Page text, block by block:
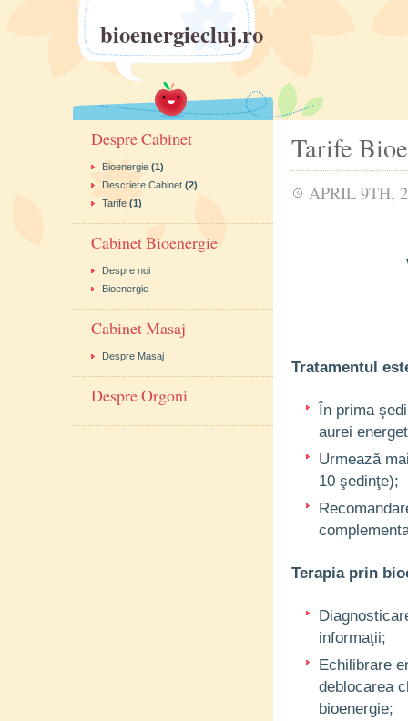
bioenergiecluj.ro
Tarife
APRIL 9TH,
Tratamentul
În prima
aurei
Urmează
10 şedinţe);
Terapia prin
informaţii;
Echilibrare
deblocarea
bioenergie;
Despre Cabinet
Bioenergie (1)
Descriere Cabinet (2)
Tarife (1)
Cabinet Bioenergie
Despre noi
Bioenergie
Cabinet Masaj
Despre Masaj
Despre Orgoni